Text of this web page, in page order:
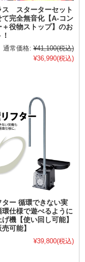
ス スターターセット
て完全無音化【A-コン
＋役物ストップ】のお
通常価格: ¥41,100(税込)
¥36,990(税込)
ター 循環できない実
環仕様で遊べるように
機【使い回し可能】
売可能】
¥39,800(税込)